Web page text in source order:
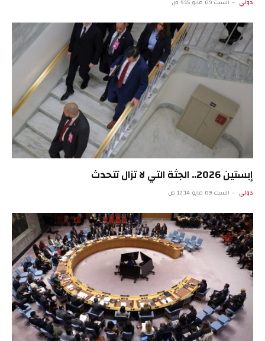
دولي السبت 09 مايو 5:15 ص
إبستين 2026.. الجثة التي لا تزال تتحدث
دولي السبت 09 مايو 12:14 ص